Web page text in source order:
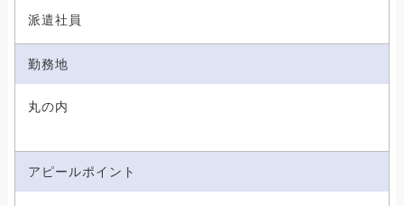
派遣社員
勤務地
丸の内
アピールポイント